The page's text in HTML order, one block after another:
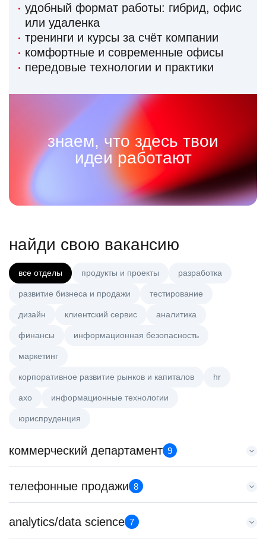
удобный формат работы: гибрид, офис
или удаленка
тренинги и курсы за счёт компании
комфортные и современные офисы
передовые технологии и практики
знаем, что здесь твои
идеи работают
найди свою вакансию
все отделы продукты и проекты разработка
развитие бизнеса и продажи тестирование
дизайн клиентский сервис аналитика
финансы информационная безопасность
маркетинг
корпоративное развитие рынков и капиталов hr
axo информационные технологии
юриспруденция
коммерческий департамент 9
Key Account Manager (EdTech)
HeadHunter::Коммерческий департамент
150000 ₽
телефонные продажи 8
Специалист телемаркетинга
HeadHunter::Телефонные продажи
analytics/data science 7